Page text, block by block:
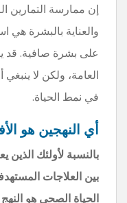
إن ممارسة التمارين
والعناية بالبشرة هي
العامة، ولكن لا
في نمط الحياة.
أي النهجين هو
بالنسبة لأولئك
بين العلاجات
الحياة الصحي هو